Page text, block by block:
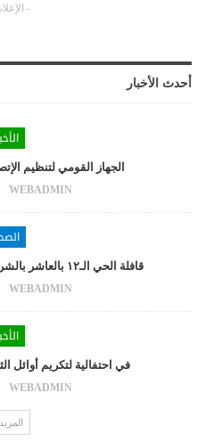
- الإعلانات -
أحدث الأخبار
الجهاز القومي لتنظيم
WEBADMIN
قافلة الحي الـ١٢ بالعاشر بالشرقية تقدم الخدمة لأكثر من…
WEBADMIN
في احتفالية لتكريم أوائل
WEBADMIN
المزيد